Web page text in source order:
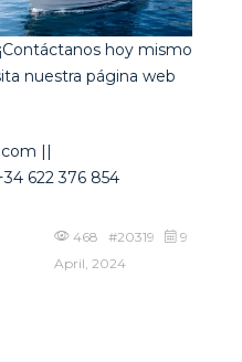
hoy mismo
nuestra página web
||
622 376 854
468 #20319
9
April, 2024